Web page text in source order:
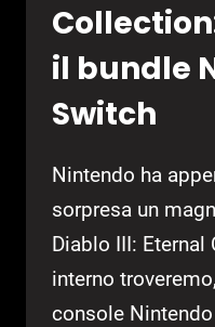
il bundle
Switch
Nintendo ha
sorpresa un
Diablo III:
interno
console